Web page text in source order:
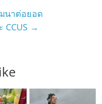
นาต่อยอด
CCUS →